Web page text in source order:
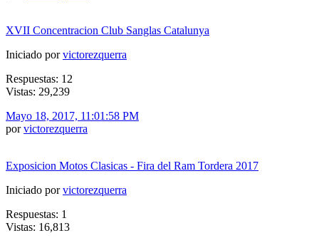
XVII Concentracion Club Sanglas Catalunya
Iniciado porvictorezquerra
Respuestas: 12
Vistas: 29,239
Mayo 18, 2017, 11:01:58 PM
porvictorezquerra
Exposicion Motos Clasicas - Fira del Ram Tordera 2017
Iniciado porvictorezquerra
Respuestas: 1
Vistas: 16,813